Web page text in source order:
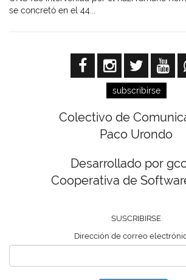
se concretó en el 44...
subscribirse
Colectivo de
Paco Urondo
Desarrollado por
Cooperativa de
SUSCRIBIRSE
Dirección de correo